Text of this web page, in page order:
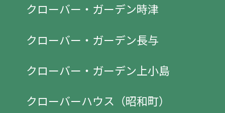
クローバー・ガーデン時津
クローバー・ガーデン長与
クローバー・ガーデン上小島
クローバーハウス（昭和町）